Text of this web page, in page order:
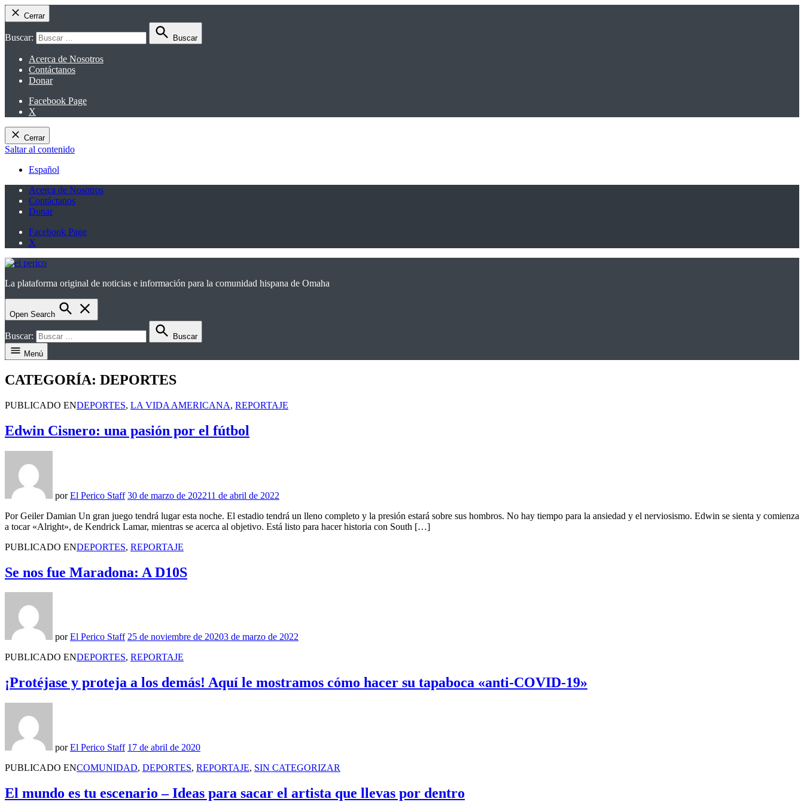
Cerrar
Buscar: Buscar
Acerca de Nosotros
Contáctanos
Donar
Facebook Page
X
Cerrar
Saltar al contenido
Español
Acerca de Nosotros
Contáctanos
Donar
Facebook Page
X
La plataforma original de noticias e información para la comunidad hispana de Omaha
Open Search
Buscar:
Buscar
Menú
CATEGORÍA: DEPORTES
PUBLICADO ENDEPORTES, LA VIDA AMERICANA, REPORTAJE
Edwin Cisnero: una pasión por el fútbol
por El Perico Staff 30 de marzo de 202211 de abril de 2022
Por Geiler Damian Un gran juego tendrá lugar esta noche. El estadio tendrá un lleno completo y la presión estará sobre sus hombros. No hay tiempo para la ansiedad y el nerviosismo. Edwin se sienta y comienza
a tocar «Alright», de Kendrick Lamar, mientras se acerca al objetivo. Está listo para hacer historia con South […]
PUBLICADO ENDEPORTES, REPORTAJE
Se nos fue Maradona: A D10S
por El Perico Staff 25 de noviembre de 20203 de marzo de 2022
PUBLICADO ENDEPORTES, REPORTAJE
¡Protéjase y proteja a los demás! Aquí le mostramos cómo hacer su tapaboca «anti-COVID-19»
por El Perico Staff 17 de abril de 2020
PUBLICADO ENCOMUNIDAD, DEPORTES, REPORTAJE, SIN CATEGORIZAR
El mundo es tu escenario – Ideas para sacar el artista que llevas por dentro